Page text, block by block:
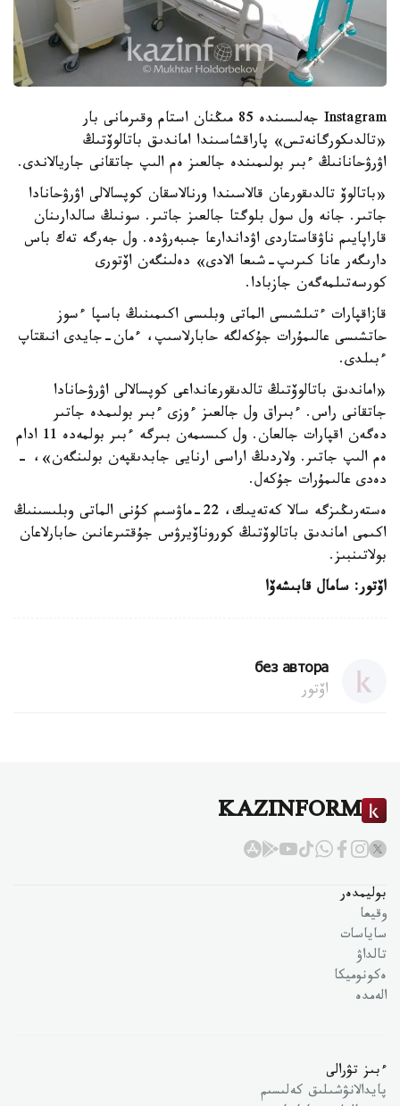
Instagram جەلىسىندە 85 مىڭنان استام وقىرمانى بار
«تالدىكورگانەتس» پاراقشاسىندا اماندىق باتالوۆتىڭ
اۋرۋحانانىڭ ءبىر بولىمىندە جالعىز ەم الىپ جاتقانى جاريالاندى.
«باتالوۆ تالدىقورعان قالاسىندا ورنالاسقان كوپسالالى اۋرۋحانادا
جاتىر. جانە ول سول بلوگتا جالعىز جاتىر. سونىڭ سالدارىنان
قاراپايىم ناۋقاستاردى اۋداندارعا جىبەرۋدە. ول جەرگە تەك باس
دارىگەر عانا كىرىپ-شىعا الادى» دەلىنگەن اۆتورى
كورسەتىلمەگەن جازبادا.
قازاقپارات ءتىلشىسى الماتى وبلىسى اكىمىنىڭ باسپا ءسوز
حاتشىسى عالىمۇرات جۇكەلگە حابارلاسىپ، ءمان-جايدى انىقتاپ
ءبىلدى.
«اماندىق باتالوۆتىڭ تالدىقورعانداعى كوپسالالى اۋرۋحانادا
جاتقانى راس. ءبىراق ول جالعىز ءوزى ءبىر بولىمدە جاتىر
دەگەن اقپارات جالعان. ول كىسىمەن بىرگە ءبىر بولمەدە 11 ادام
ەم الىپ جاتىر. ولاردىڭ اراسى ارنايى جابدىقپەن بولىنگەن»، -
دەدى عالىمۇرات جۇكەل.
ەستەرىڭىزگە سالا كەتەيىك، 22-ماۋسىم كۇنى الماتى وبلىسىنىڭ
اكىمى اماندىق باتالوۆتىڭ كوروناۆيرۋس جۇقتىرعانىن حابارلاعان
بولاتىنبىز.
اۆتور: سامال قابىشەۆا
без автора
اۆتور
KAZINFORM
بوليمدەر
وقيعا
ساياسات
تالداۋ
ەكونوميكا
الەمدە
ءبىز تۋرالى
پايدالانۋشىلىق كەلىسىم